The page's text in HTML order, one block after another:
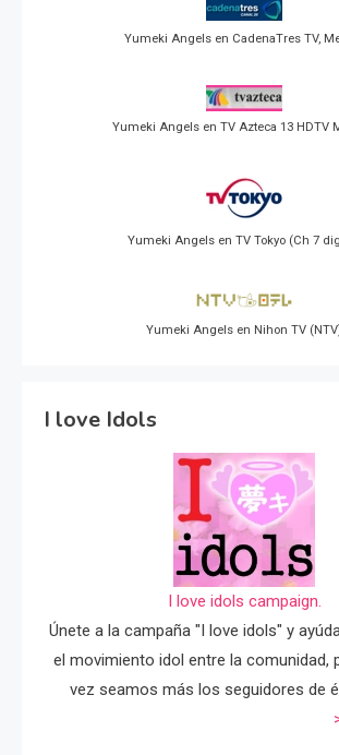
Yumeki Angels en CadenaTres TV,
Yumeki Angels en TV Azteca 13 HDTV
Yumeki Angels en TV Tokyo (Ch 7
Yumeki Angels en Nihon TV
I love Idols
I love idols campaign.
Únete a la campaña "I love idols" y
el movimiento idol entre la comunidad,
vez seamos más los seguidores de